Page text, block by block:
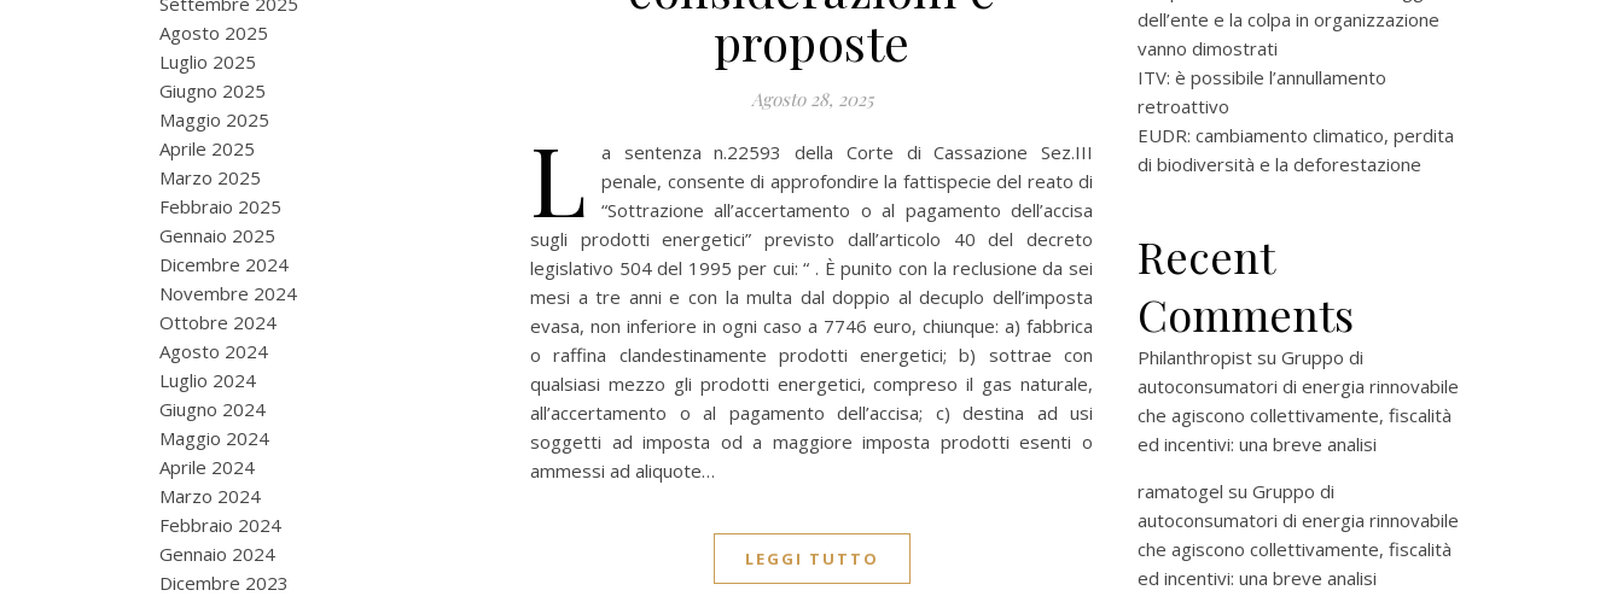
Agosto 2025
Luglio 2025
Giugno 2025
Maggio 2025
Aprile 2025
Marzo 2025
Febbraio 2025
Gennaio 2025
Dicembre 2024
Novembre 2024
Ottobre 2024
Agosto 2024
Luglio 2024
Giugno 2024
Maggio 2024
Aprile 2024
Marzo 2024
Febbraio 2024
Gennaio 2024
Dicembre 2023
proposte
Agosto 28, 2025
L
a sentenza n.22593 della Corte di Cassazione Sez.III
penale, consente di approfondire la fattispecie del reato di
“Sottrazione all’accertamento o al pagamento dell’accisa
sugli prodotti energetici” previsto dall’articolo 40 del decreto
legislativo 504 del 1995 per cui: “ . È punito con la reclusione da sei
mesi a tre anni e con la multa dal doppio al decuplo dell’imposta
evasa, non inferiore in ogni caso a 7746 euro, chiunque: a) fabbrica
o raffina clandestinamente prodotti energetici; b) sottrae con
qualsiasi mezzo gli prodotti energetici, compreso il gas naturale,
all’accertamento o al pagamento dell’accisa; c) destina ad usi
soggetti ad imposta od a maggiore imposta prodotti esenti o
ammessi ad aliquote…
LEGGI TUTTO
dell’ente e la colpa in organizzazione
vanno dimostrati
ITV: è possibile l’annullamento
retroattivo
EUDR: cambiamento climatico, perdita
di biodiversità e la deforestazione
Recent
Comments
Philanthropist su Gruppo di
autoconsumatori di energia rinnovabile
che agiscono collettivamente, fiscalità
ed incentivi: una breve analisi
ramatogel su Gruppo di
autoconsumatori di energia rinnovabile
che agiscono collettivamente, fiscalità
ed incentivi: una breve analisi